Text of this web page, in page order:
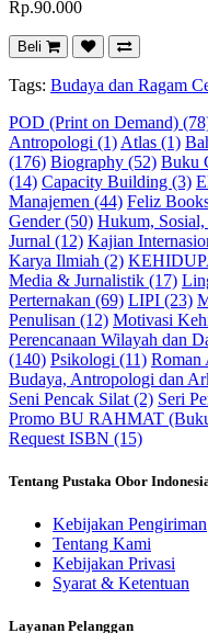
Rp.90.000
Beli
Tags: Budaya dan Ragam
POD (Print on Demand)
Antropologi (1) Atlas (1)
(176) Biography (52) Buku
(14) Capacity Building (3)
Manajemen (44) Feliz
Gender (50) Hukum,
Jurnal (12) Kajian
Karya Ilmiah (2)
Media & Jurnalistik (17)
Perternakan (69) LIPI (23)
Penulisan (12) Motivasi
Perencanaan Wilayah dan
(140) Psikologi (11) Roman
Budaya, Antropologi dan
Seni Pencak Silat (2) Seri
Promo BU RAHMAT
Request ISBN (15)
Tentang Pustaka Obor
Kebijakan Pengiriman
Tentang Kami
Kebijakan Privasi
Syarat & Ketentuan
Layanan Pelanggan